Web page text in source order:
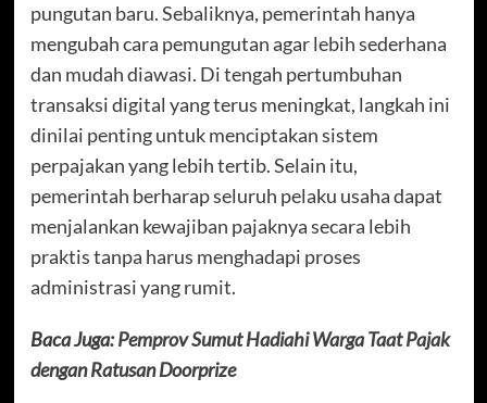
pungutan baru. Sebaliknya, pemerintah hanya
mengubah cara pemungutan agar lebih sederhana
dan mudah diawasi. Di tengah pertumbuhan
transaksi digital yang terus meningkat, langkah ini
dinilai penting untuk menciptakan sistem
perpajakan yang lebih tertib. Selain itu,
pemerintah berharap seluruh pelaku usaha dapat
menjalankan kewajiban pajaknya secara lebih
praktis tanpa harus menghadapi proses
administrasi yang rumit.
Baca Juga:Pemprov Sumut Hadiahi Warga Taat Pajak
dengan Ratusan Doorprize